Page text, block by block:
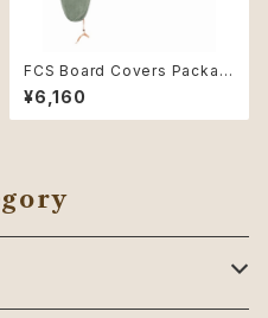
FCS Board Covers Packabl
e Stretch Cover 6'3" Short
board Alpine
¥6,160